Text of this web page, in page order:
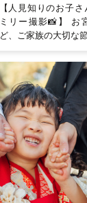
【人見知りのお子
ミリー撮影📸】 お
ど、ご家族の大切な